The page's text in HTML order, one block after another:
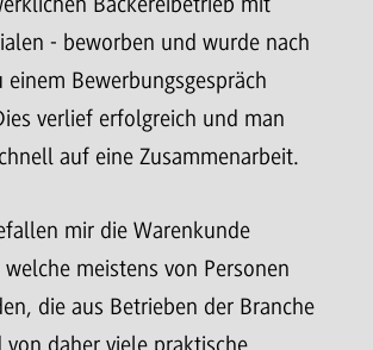
- beworben und wurde nach
einem Bewerbungsgespräch
verlief erfolgreich und man
auf eine Zusammenarbeit.
mir die Warenkunde
meistens von Personen
die aus Betrieben der Branche